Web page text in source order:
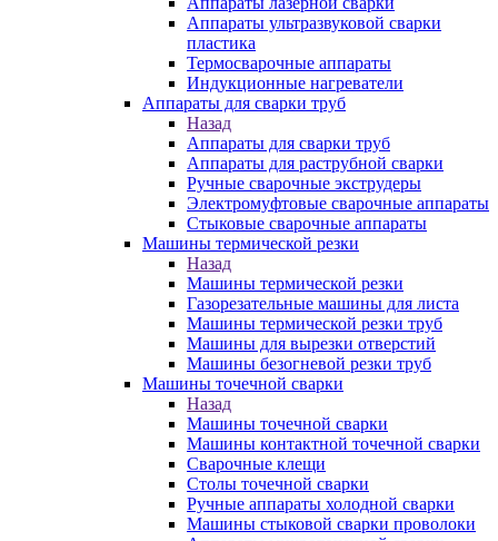
Аппараты ультразвуковой сварки
пластика
Термосварочные аппараты
Индукционные нагреватели
Аппараты для сварки труб
Назад
Аппараты для сварки труб
Аппараты для раструбной сварки
Ручные сварочные экструдеры
Электромуфтовые сварочные аппараты
Стыковые сварочные аппараты
Машины термической резки
Назад
Машины термической резки
Газорезательные машины для листа
Машины термической резки труб
Машины для вырезки отверстий
Машины безогневой резки труб
Машины точечной сварки
Назад
Машины точечной сварки
Машины контактной точечной сварки
Сварочные клещи
Столы точечной сварки
Ручные аппараты холодной сварки
Машины стыковой сварки проволоки